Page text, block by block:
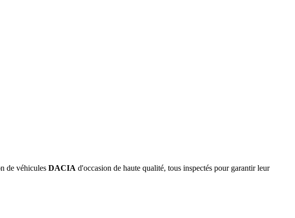
de véhicules DACIA d'occasion de haute qualité, tous inspectés pour garantir leur